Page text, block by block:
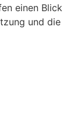
einen Blick
und die